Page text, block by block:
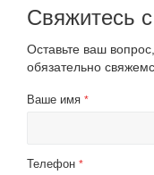
Свяжитесь
Оставьте ваш
обязательно
Ваше имя *
Телефон *